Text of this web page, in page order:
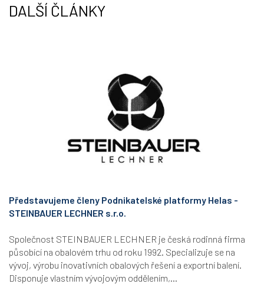
DALŠÍ ČLÁNKY
Představujeme členy Podnikatelské platformy Helas -
STEINBAUER LECHNER s.r.o.
Společnost STEINBAUER LECHNER je česká rodinná firma
působící na obalovém trhu od roku 1992. Specializuje se na
vývoj, výrobu inovativních obalových řešení a exportní balení.
Disponuje vlastním vývojovým oddělením,...